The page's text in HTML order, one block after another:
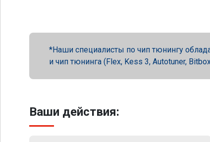
Наши специалисты по чип тюнингу
и чип тюнинга (Flex, Kess 3, Autotuner,
Ваши действия: